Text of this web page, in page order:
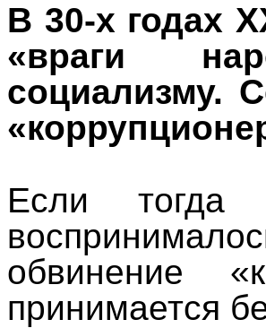
В 30-х годах
«враги
социализму.
Если тогда
обвинение
принимается